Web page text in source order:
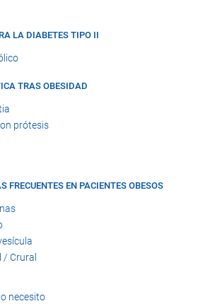
LA DIABETES TIPO II
TRAS OBESIDAD
prótesis
FRECUENTES EN PACIENTES OBESOS
/ Crural
necesito